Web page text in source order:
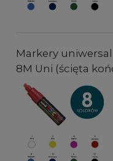
Markery
8M Uni (ścięta